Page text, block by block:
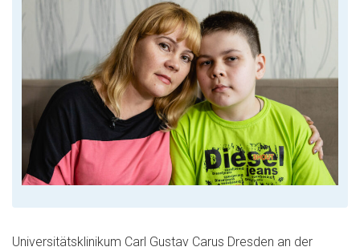
Universitätsklinikum Carl Gustav Carus Dresden an der